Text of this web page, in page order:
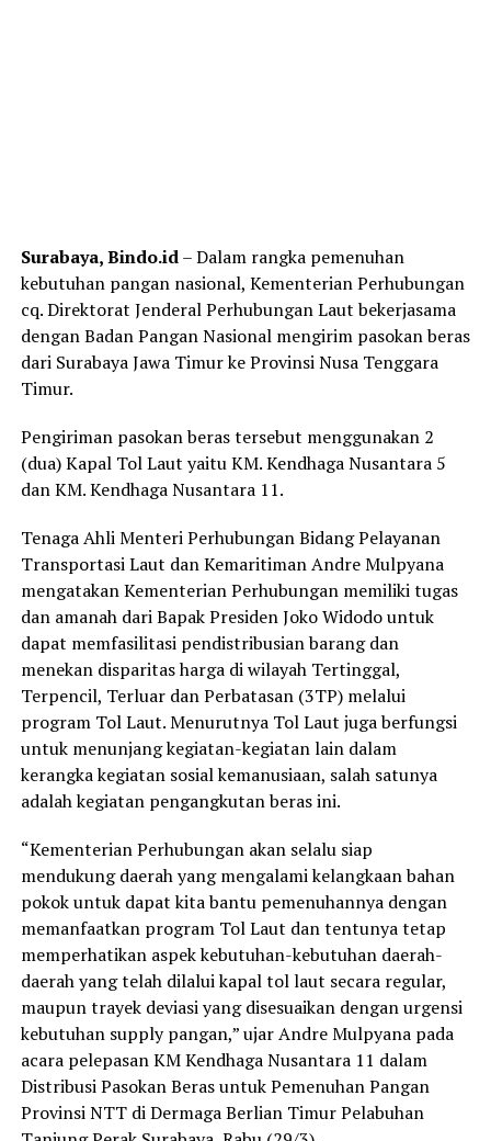
Surabaya, Bindo.id– Dalam rangka pemenuhan
kebutuhan pangan nasional, Kementerian Perhubungan
cq. Direktorat Jenderal Perhubungan Laut bekerjasama
dengan Badan Pangan Nasional mengirim pasokan beras
dari Surabaya Jawa Timur ke Provinsi Nusa Tenggara
Timur.
Pengiriman pasokan beras tersebut menggunakan 2
(dua) Kapal Tol Laut yaitu KM. Kendhaga Nusantara 5
dan KM. Kendhaga Nusantara 11.
Tenaga Ahli Menteri Perhubungan Bidang Pelayanan
Transportasi Laut dan Kemaritiman Andre Mulpyana
mengatakan Kementerian Perhubungan memiliki tugas
dan amanah dari Bapak Presiden Joko Widodo untuk
dapat memfasilitasi pendistribusian barang dan
menekan disparitas harga di wilayah Tertinggal,
Terpencil, Terluar dan Perbatasan (3TP) melalui
program Tol Laut. Menurutnya Tol Laut juga berfungsi
untuk menunjang kegiatan-kegiatan lain dalam
kerangka kegiatan sosial kemanusiaan, salah satunya
adalah kegiatan pengangkutan beras ini.
“Kementerian Perhubungan akan selalu siap
mendukung daerah yang mengalami kelangkaan bahan
pokok untuk dapat kita bantu pemenuhannya dengan
memanfaatkan program Tol Laut dan tentunya tetap
memperhatikan aspek kebutuhan-kebutuhan daerah-
daerah yang telah dilalui kapal tol laut secara regular,
maupun trayek deviasi yang disesuaikan dengan urgensi
kebutuhan supply pangan,” ujar Andre Mulpyana pada
acara pelepasan KM Kendhaga Nusantara 11 dalam
Distribusi Pasokan Beras untuk Pemenuhan Pangan
Provinsi NTT di Dermaga Berlian Timur Pelabuhan